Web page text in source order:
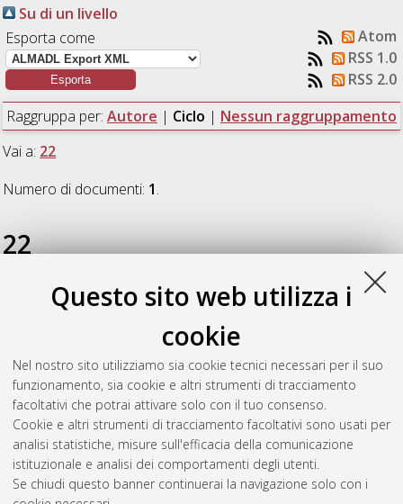
Questo sito web utilizza i
cookie
Nel nostro sito utilizziamo sia cookie tecnici necessari per il suo
funzionamento, sia cookie e altri strumenti di tracciamento
facoltativi che potrai attivare solo con il tuo consenso.
Cookie e altri strumenti di tracciamento facoltativi sono usati per
analisi statistiche, misure sull'efficacia della comunicazione
istituzionale e analisi dei comportamenti degli utenti.
Se chiudi questo banner continuerai la navigazione solo con i
Su di un livello
Esporta come
Atom
RSS 1.0
RSS 2.0
Raggruppa per: Autore | Ciclo | Nessun raggruppamento
Vai a: 22
Numero di documenti: 1.
22
Abruzzo, Provvidenza Maria(2010)Stress ossidativo ed
adattamenti morfo-funzionali e biomolecolari in due condizioni
opposte: denervazione ed esercizio fisico
Alma Mater Studiorum Università di Bologna. Dottorato di
ricerca inSviluppo e riproduzione umana, 22 Ciclo. DOI
10.6092/unibo/amsdottorato/3008.
Questa lista e' stata generata il Thu Aug 6 20:33:13 2026